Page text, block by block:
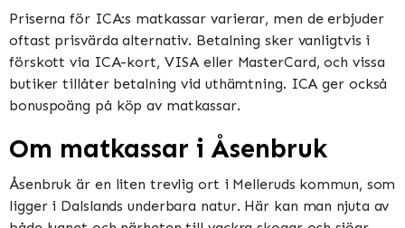
Priserna för ICA:s matkassar varierar, men de erbjuder
oftast prisvärda alternativ. Betalning sker vanligtvis i
förskott via ICA-kort, VISA eller MasterCard, och vissa
butiker tillåter betalning vid uthämtning. ICA ger också
bonuspoäng på köp av matkassar​​.
Om matkassar i Åsenbruk
Åsenbruk är en liten trevlig ort i Melleruds kommun, som
ligger i Dalslands underbara natur. Här kan man njuta av